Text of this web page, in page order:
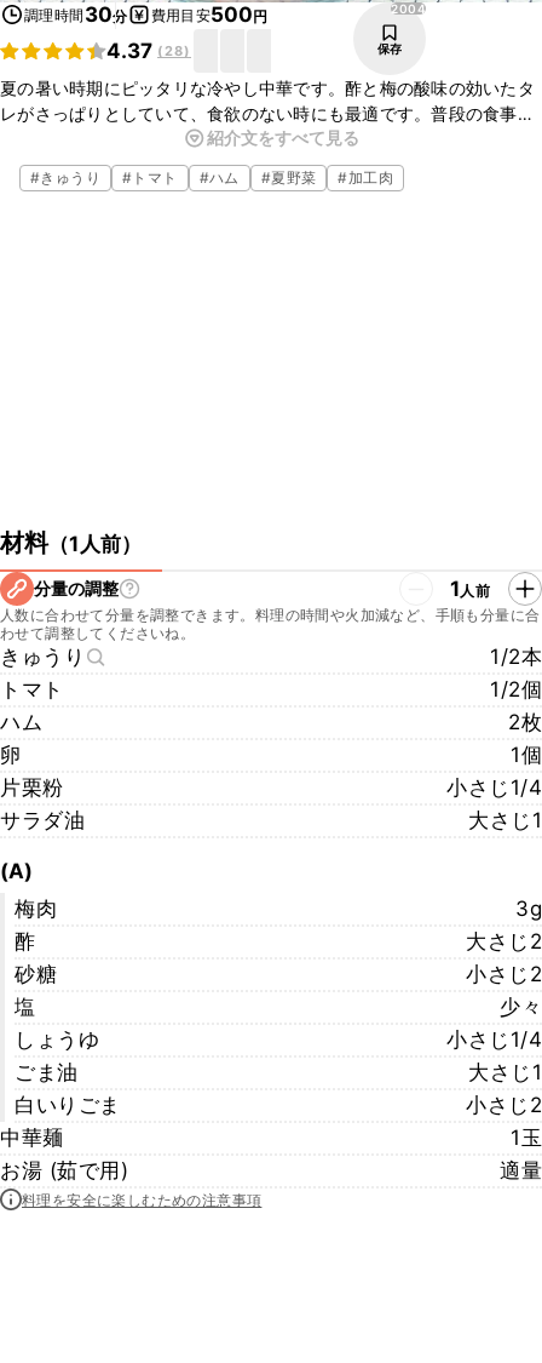
調理時間 30分 費用目安500円
4.37 (28)
2004
保存
夏の暑い時期にピッタリな冷やし中華です。酢と梅の酸味の効いたタ
レがさっぱりとしていて、食欲のない時にも最適です。普段の食事に
もおもてなしにも大活躍の一品です。少し手間はかかりますが、ぜひ
お試しください！
紹介文をすべて見る
#きゅうり # トマト #ハム #夏野菜 #加工肉
材料（1人前）
分量の調整 1人前
人数に合わせて分量を調整できます。料理の時間や火加減など、手順も分量に合
わせて調整してくださいね。
きゅうり
1/2本
トマト
1/2個
ハム
2枚
卵
1個
片栗粉
小さじ1/4
サラダ油
大さじ1
(A)
梅肉
3g
酢
大さじ2
砂糖
小さじ2
塩
少々
しょうゆ
小さじ1/4
ごま油
大さじ1
白いりごま
小さじ2
中華麺
1玉
お湯 (茹で用)
適量
料理を安全に楽しむための注意事項